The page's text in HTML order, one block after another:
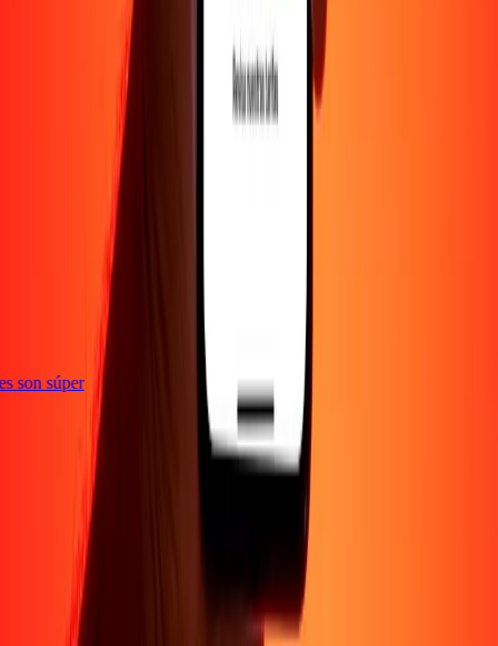
son súper
Blog Corporativo
Política de privacidad
Aviso de cookiesTérminos y